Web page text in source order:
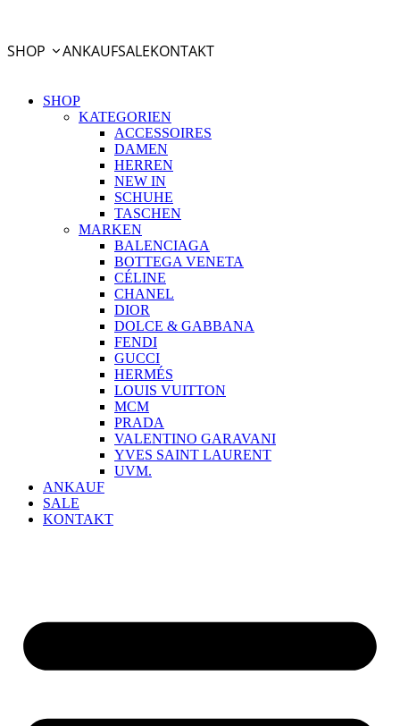
SHOP ANKAUFSALEKONTAKT
SHOP
KATEGORIEN
ACCESSOIRES
DAMEN
HERREN
NEW IN
SCHUHE
TASCHEN
MARKEN
BALENCIAGA
BOTTEGA VENETA
CÉLINE
CHANEL
DIOR
DOLCE & GABBANA
FENDI
GUCCI
HERMÉS
LOUIS VUITTON
MCM
PRADA
VALENTINO GARAVANI
YVES SAINT LAURENT
UVM.
ANKAUF
SALE
KONTAKT